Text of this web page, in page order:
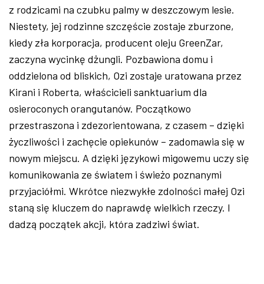
z rodzicami na czubku palmy w deszczowym lesie.
Niestety, jej rodzinne szczęście zostaje zburzone,
kiedy zła korporacja, producent oleju GreenZar,
zaczyna wycinkę dżungli. Pozbawiona domu i
oddzielona od bliskich, Ozi zostaje uratowana przez
Kirani i Roberta, właścicieli sanktuarium dla
osieroconych orangutanów. Początkowo
przestraszona i zdezorientowana, z czasem – dzięki
życzliwości i zachęcie opiekunów – zadomawia się w
nowym miejscu. A dzięki językowi migowemu uczy się
komunikowania ze światem i świeżo poznanymi
przyjaciółmi. Wkrótce niezwykłe zdolności małej Ozi
staną się kluczem do naprawdę wielkich rzeczy. I
dadzą początek akcji, która zadziwi świat.